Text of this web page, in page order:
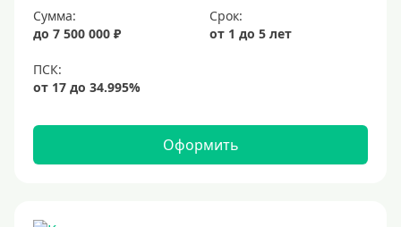
7%
8%
9%
11%
12%
14%
Сумма:
до 7 500 000 ₽
Срок:
от 1 до 5 лет
Оформить